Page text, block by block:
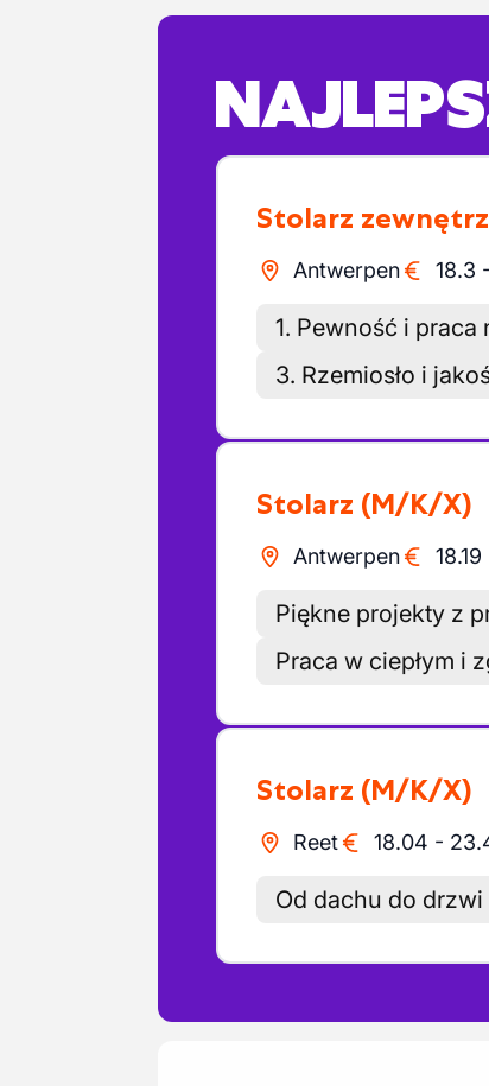
Stolarz
Antwerpen 18.3 -
1. Pewność i praca
3. Rzemiosło i
Stolarz (M/K/X)
Antwerpen 18.19
Piękne projekty z
Praca w ciepłym i
Stolarz (M/K/X)
Reet 18.04 -
Od dachu do drzwi